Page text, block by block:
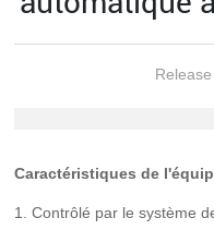
Caractéristiques de
1. Contrôlé par le système